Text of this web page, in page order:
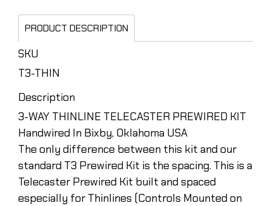
PRODUCT DESCRIPTION
SKU
T3-THIN
Description
3-WAY THINLINE TELECASTER PREWIRED KIT
Handwired In Bixby, Oklahoma USA
The only difference between this kit and our
standard T3 Prewired Kit is the spacing. This is a
Telecaster Prewired Kit built and spaced
especially for Thinlines (Controls Mounted on